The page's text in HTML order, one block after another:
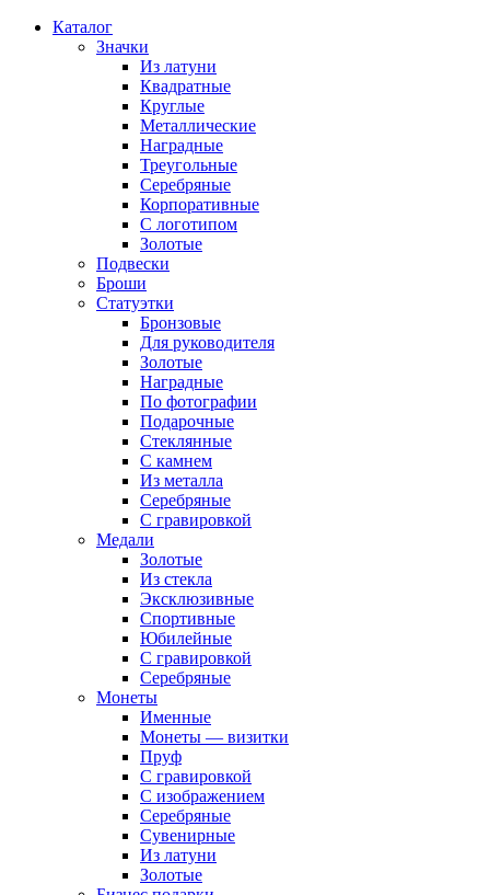
Каталог
Значки
Из латуни
Квадратные
Круглые
Металлические
Наградные
Треугольные
Серебряные
Корпоративные
С логотипом
Золотые
Подвески
Броши
Статуэтки
Бронзовые
Для руководителя
Золотые
Наградные
По фотографии
Подарочные
Стеклянные
С камнем
Из металла
Серебряные
С гравировкой
Медали
Золотые
Из стекла
Эксклюзивные
Спортивные
Юбилейные
С гравировкой
Серебряные
Монеты
Именные
Монеты — визитки
Пруф
С гравировкой
С изображением
Серебряные
Сувенирные
Из латуни
Золотые